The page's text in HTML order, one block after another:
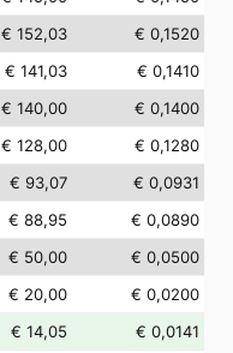
€ 152,03
€ 0,1520
€ 141,03
€ 0,1410
€ 140,00
€ 0,1400
€ 128,00
€ 0,1280
€ 93,07
€ 0,0931
€ 88,95
€ 0,0890
€ 50,00
€ 0,0500
€ 20,00
€ 0,0200
€ 14,05
€ 0,0141